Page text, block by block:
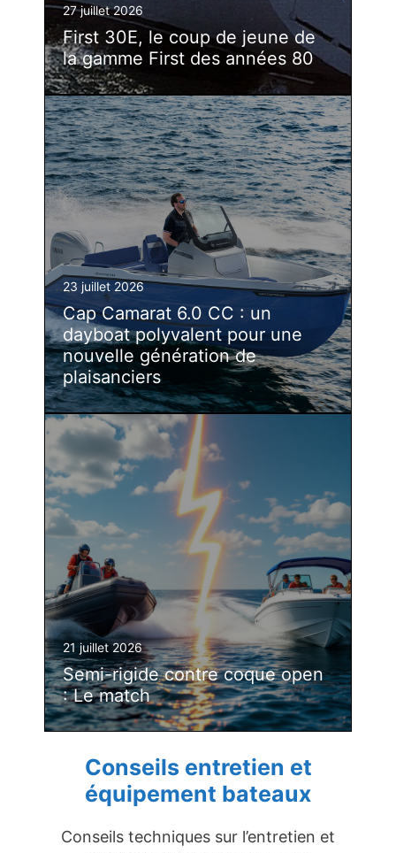
27 juillet 2026
First 30E, le coup de jeune de
la gamme First des années 80
23 juillet 2026
Cap Camarat 6.0 CC : un
dayboat polyvalent pour une
nouvelle génération de
plaisanciers
21 juillet 2026
Semi-rigide contre coque open
: Le match
Conseils entretien et
équipement bateaux
Conseils techniques sur l’entretien et